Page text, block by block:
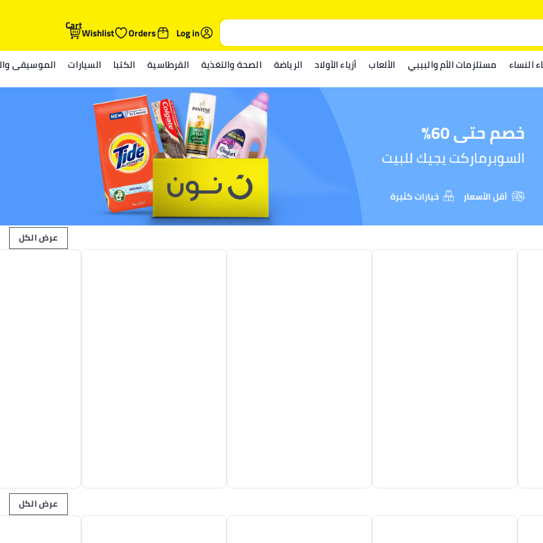
Log in
Orders
Wishlist
Cart
النساء مستلزمات الأم والبيبي الألعاب أزياء الأولاد الرياضة الصحة والتغذية القرطاسية الكتبا السيارات الموسيقى
عرض الكل
عرض الكل